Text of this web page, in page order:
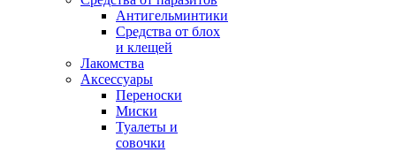
Антигельминтики
Средства от блох
и клещей
Лакомства
Аксессуары
Переноски
Миски
Туалеты и
совочки